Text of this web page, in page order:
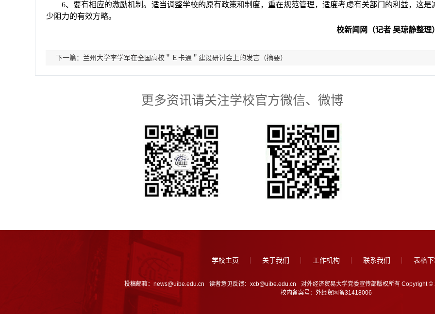
6、要有相应的激励机制。适当调整学校的原有政策和制度，重在规范管理，适度考虑有关部门的利益，这是
少阻力的有效方略。
校新闻网（记者 吴琼静整理）
下一篇：兰州大学李学军在全国高校＂Ｅ卡通＂建设研讨会上的发言（摘要）
更多资讯请关注学校官方微信、微博
学校主页 关于我们 工作机构 联系我们 表格
投稿邮箱：news@uibe.edu.cn 读者意见反馈：xcb@uibe.edu.cn
对外经济贸易大学党委宣传部版权所有 Copyright
校内备案号：外经贸网备31418006